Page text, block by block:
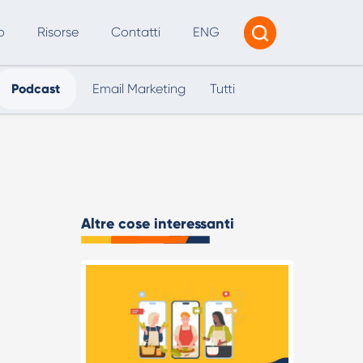
Tracciamento e Reporting Consulenza AI
Risorse Contatti ENG
Podcast Email Marketing Tutti
Altre cose interessanti